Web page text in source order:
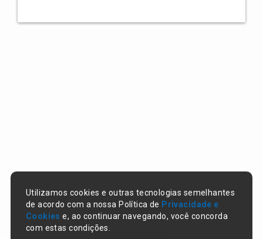
Utilizamos cookies e outras tecnologias semelhantes
de acordo com a nossa Política de Privacidade e
Cookies e, ao continuar navegando, você concorda
com estas condições.